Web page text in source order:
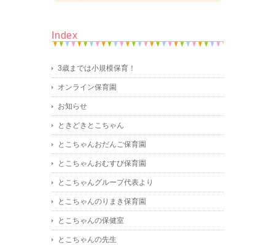
Index
3歳までは小規模保育！
オンライン保育園
お知らせ
ときどきとこちゃん
とこちゃんおだんご保育園
とこちゃんおむすび保育園
とこちゃんグループ代表より
とこちゃんのりまき保育園
とこちゃんの保健室
とこちゃんの先生